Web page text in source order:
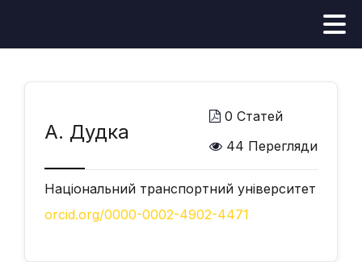
А. Дудка
0 Статей
44 Перегляди
Національний транспортний університет
orcid.org/0000-0002-4902-4471